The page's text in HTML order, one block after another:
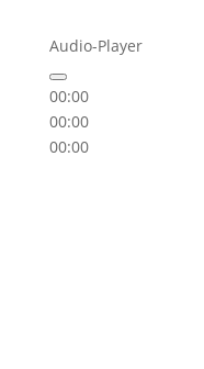
Audio-Player
00:00
00:00
00:00